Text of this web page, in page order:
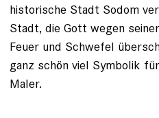
historische Stadt Sodom
Stadt, die Gott wegen
Feuer und Schwefel
ganz schön viel Symbolik
Maler.